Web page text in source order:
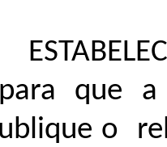
que a
o